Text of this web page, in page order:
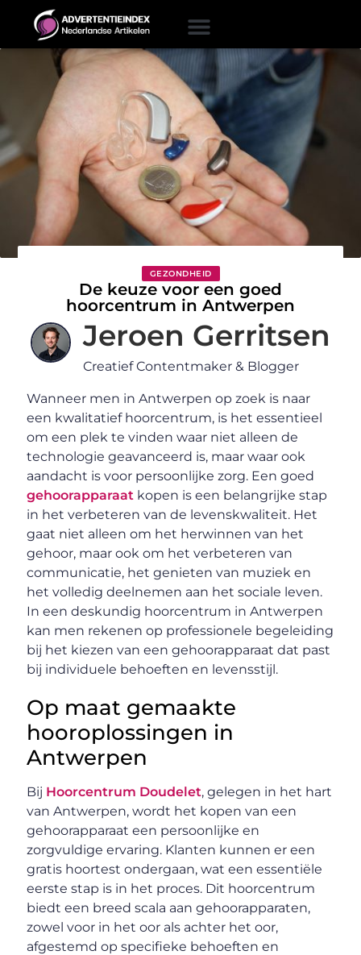
GEZONDHEID
De keuze voor een goed
hoorcentrum in Antwerpen
Jeroen Gerritsen
Creatief Contentmaker & Blogger
Wanneer men in Antwerpen op zoek is naar
een kwalitatief hoorcentrum, is het essentieel
om een plek te vinden waar niet alleen de
technologie geavanceerd is, maar waar ook
aandacht is voor persoonlijke zorg. Een goed
gehoorapparaat kopen is een belangrijke stap
in het verbeteren van de levenskwaliteit. Het
gaat niet alleen om het herwinnen van het
gehoor, maar ook om het verbeteren van
communicatie, het genieten van muziek en
het volledig deelnemen aan het sociale leven.
In een deskundig hoorcentrum in Antwerpen
kan men rekenen op professionele begeleiding
bij het kiezen van een gehoorapparaat dat past
bij individuele behoeften en levensstijl.
Op maat gemaakte
hooroplossingen in
Antwerpen
Bij Hoorcentrum Doudelet, gelegen in het hart
van Antwerpen, wordt het kopen van een
gehoorapparaat een persoonlijke en
zorgvuldige ervaring. Klanten kunnen er een
gratis hoortest ondergaan, wat een essentiële
eerste stap is in het proces. Dit hoorcentrum
biedt een breed scala aan gehoorapparaten,
zowel voor in het oor als achter het oor,
afgestemd op specifieke behoeften en